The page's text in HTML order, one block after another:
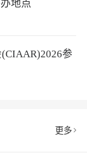
地点
参
更多